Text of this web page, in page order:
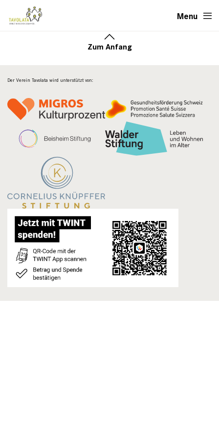
Menu
Zum Anfang
Der Verein Tavolata wird unterstützt von: